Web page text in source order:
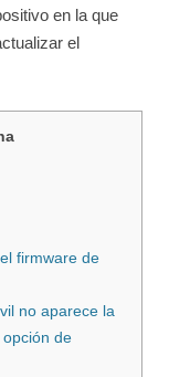
en la que
el
firmware de
no aparece la
de